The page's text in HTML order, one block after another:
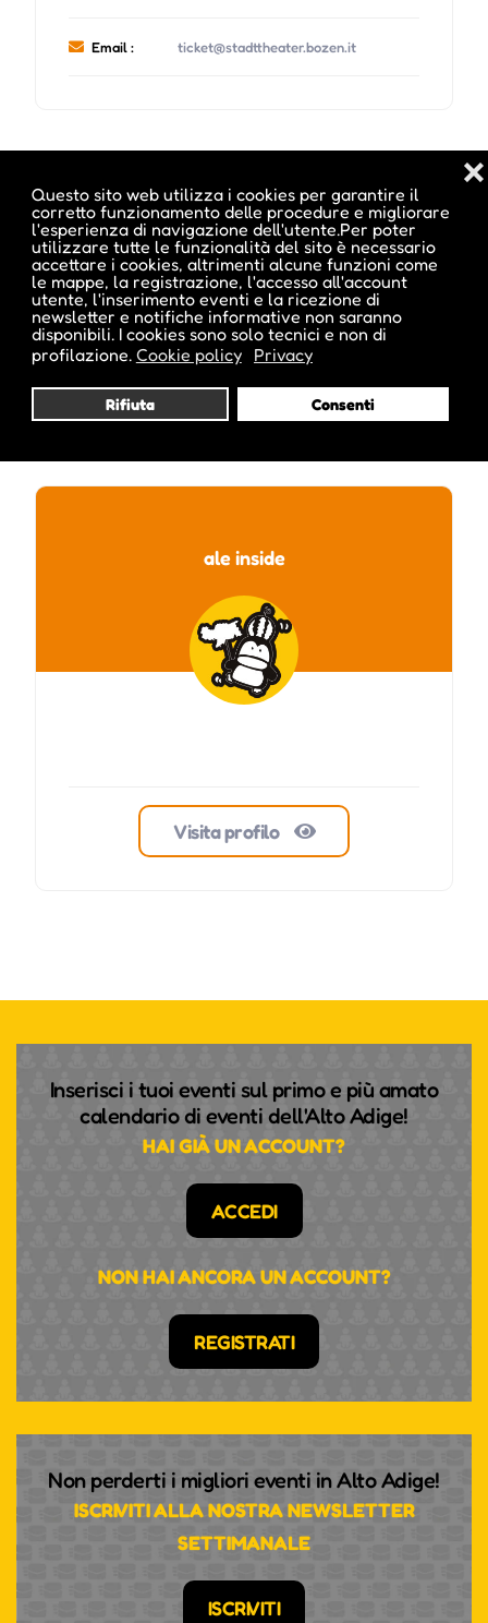
Questo sito web utilizza i cookies per garantire il
corretto funzionamento delle procedure e migliorare
l'esperienza di navigazione dell'utente.Per poter
utilizzare tutte le funzionalità del sito è necessario
accettare i cookies, altrimenti alcune funzioni come
le mappe, la registrazione, l'accesso all'account
utente, l'inserimento eventi e la ricezione di
newsletter e notifiche informative non saranno
disponibili. I cookies sono solo tecnici e non di
profilazione. Cookie policy Privacy
Rifiuta Consenti
❌
Email : ticket@stadttheater.bozen.it
ale inside
Visita profilo
Inserisci i tuoi eventi sul primo e più amato
calendario di eventi dell'Alto Adige!
HAI GIÀ UN ACCOUNT?
ACCEDI
NON HAI ANCORA UN ACCOUNT?
REGISTRATI
Non perderti i migliori eventi in Alto Adige!
ISCRIVITI ALLA NOSTRA NEWSLETTER
SETTIMANALE
ISCRIVITI